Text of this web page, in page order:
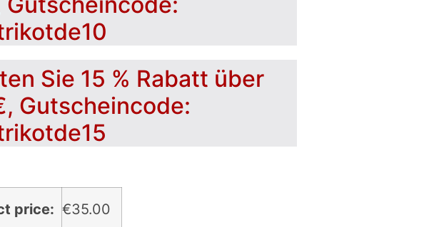
Sie 15 % Rabatt über
Gutscheincode:
price: €35.00